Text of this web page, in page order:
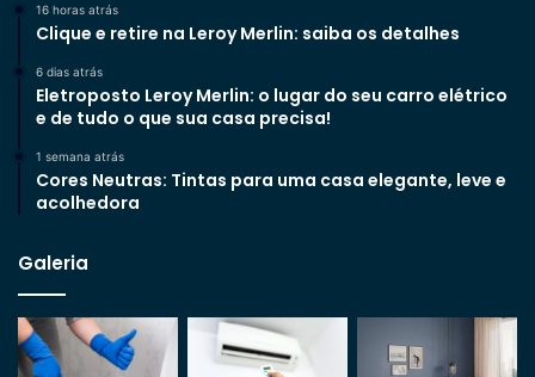
16 horas atrás
Clique e retire na Leroy Merlin: saiba os detalhes
6 dias atrás
Eletroposto Leroy Merlin: o lugar do seu carro elétrico
e de tudo o que sua casa precisa!
1 semana atrás
Cores Neutras: Tintas para uma casa elegante, leve e
acolhedora
Galeria